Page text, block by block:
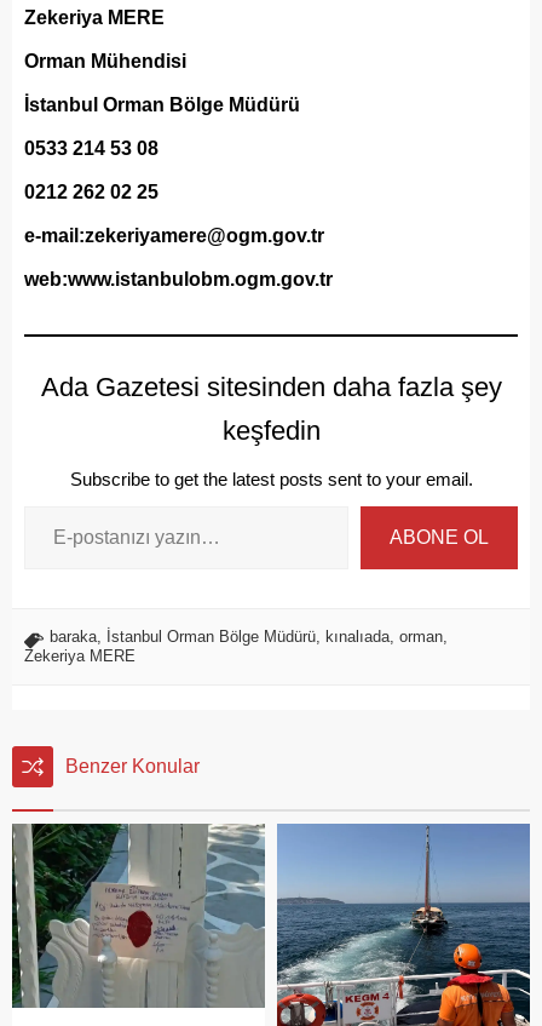
Zekeriya MERE
Orman Mühendisi
İstanbul Orman Bölge Müdürü
0533 214 53 08
0212 262 02 25
e-mail:zekeriyamere@ogm.gov.tr
web:www.istanbulobm.ogm.gov.tr
Ada Gazetesi sitesinden daha fazla şey
keşfedin
Subscribe to get the latest posts sent to your email.
ABONE OL
baraka, İstanbul Orman Bölge Müdürü, kınalıada, orman,
Zekeriya MERE
Benzer Konular